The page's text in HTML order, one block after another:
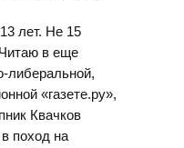
лет. Не 15
в еще
либеральной,
«газете.ру»,
Квачков
поход на